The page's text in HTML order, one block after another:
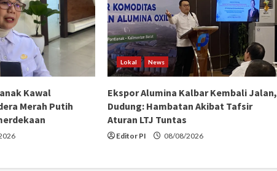
Kawal
Merah Putih
Lokal News
Ekspor Alumina Kalbar Kembali Jalan,
Dudung: Hambatan Akibat Tafsir
Aturan LTJ Tuntas
Editor PI 08/08/2026